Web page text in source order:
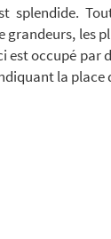
splendide.
grandeurs, les
est occupé par
la place